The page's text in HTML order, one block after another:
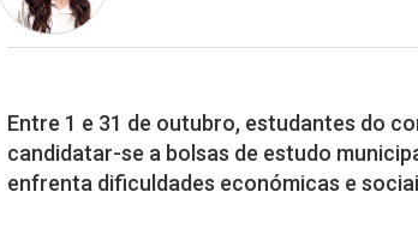
Entre 1 e 31 de outubro, estudantes do
candidatar-se a bolsas de estudo
enfrenta dificuldades económicas e